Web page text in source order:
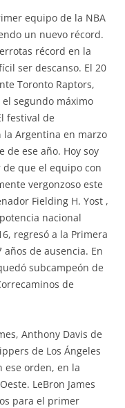
equipo de la NBA
un nuevo récord.
récord en la
ser descanso. El 20
Toronto Raptors,
el segundo máximo
festival de
la Argentina en marzo
de ese año. Hoy soy
que el equipo con
vergonzoso este
Fielding H. Yost ,
nacional
regresó a la Primera
de ausencia. En
subcampeón de
de
Anthony Davis de
de Los Ángeles
ese orden, en la
LeBron James
para el primer